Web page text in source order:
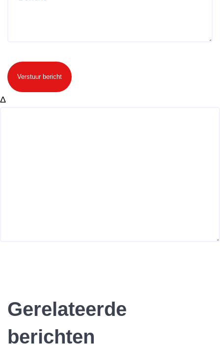
Verstuur bericht
Δ
Gerelateerde
berichten